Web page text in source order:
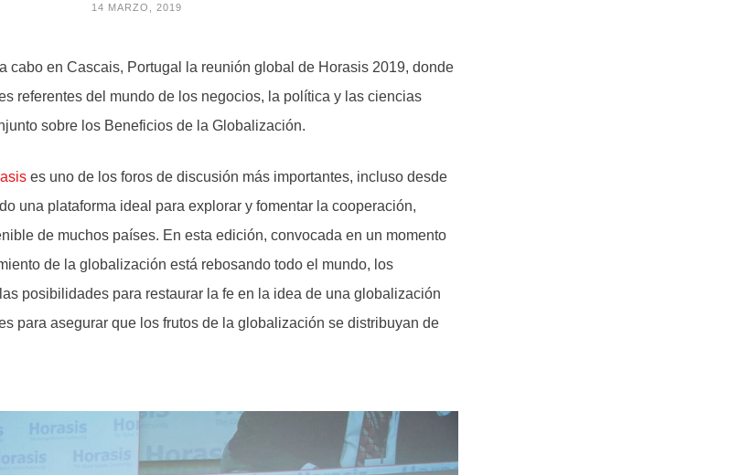
14 MARZO, 2019
cabo en Cascais, Portugal la reunión global de Horasis 2019, donde
referentes del mundo de los negocios, la política y las ciencias
sobre los Beneficios de la Globalización.
es uno de los foros de discusión más importantes, incluso desde
una plataforma ideal para explorar y fomentar la cooperación,
de muchos países. En esta edición, convocada en un momento
de la globalización está rebosando todo el mundo, los
posibilidades para restaurar la fe en la idea de una globalización
para asegurar que los frutos de la globalización se distribuyan de